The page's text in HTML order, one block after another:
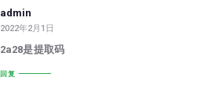
admin
2022年2月1日
2a28是提取码
回复